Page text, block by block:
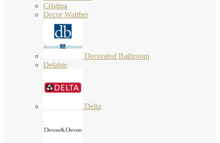
Cristina
Decor Walther
Decorated Bathroom
Delabie
Delta